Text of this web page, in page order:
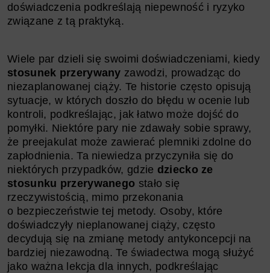
doświadczenia podkreślają niepewność i ryzyko
związane z tą praktyką.
Wiele par dzieli się swoimi doświadczeniami, kiedy
stosunek przerywany zawodzi, prowadząc do
niezaplanowanej ciąży. Te historie często opisują
sytuacje, w których doszło do błędu w ocenie lub
kontroli, podkreślając, jak łatwo może dojść do
pomyłki. Niektóre pary nie zdawały sobie sprawy,
że preejakulat może zawierać plemniki zdolne do
zapłodnienia. Ta niewiedza przyczyniła się do
niektórych przypadków, gdzie dziecko ze
stosunku przerywanego stało się
rzeczywistością, mimo przekonania
o bezpieczeństwie tej metody. Osoby, które
doświadczyły nieplanowanej ciąży, często
decydują się na zmianę metody antykoncepcji na
bardziej niezawodną. Te świadectwa mogą służyć
jako ważna lekcja dla innych, podkreślając